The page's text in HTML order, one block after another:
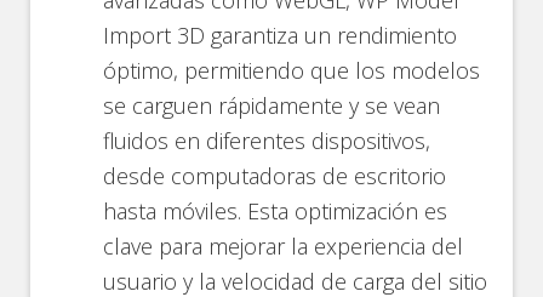
Import 3D garantiza un rendimiento
óptimo, permitiendo que los modelos
se carguen rápidamente y se vean
fluidos en diferentes dispositivos,
desde computadoras de escritorio
hasta móviles. Esta optimización es
clave para mejorar la experiencia del
usuario y la velocidad de carga del sitio